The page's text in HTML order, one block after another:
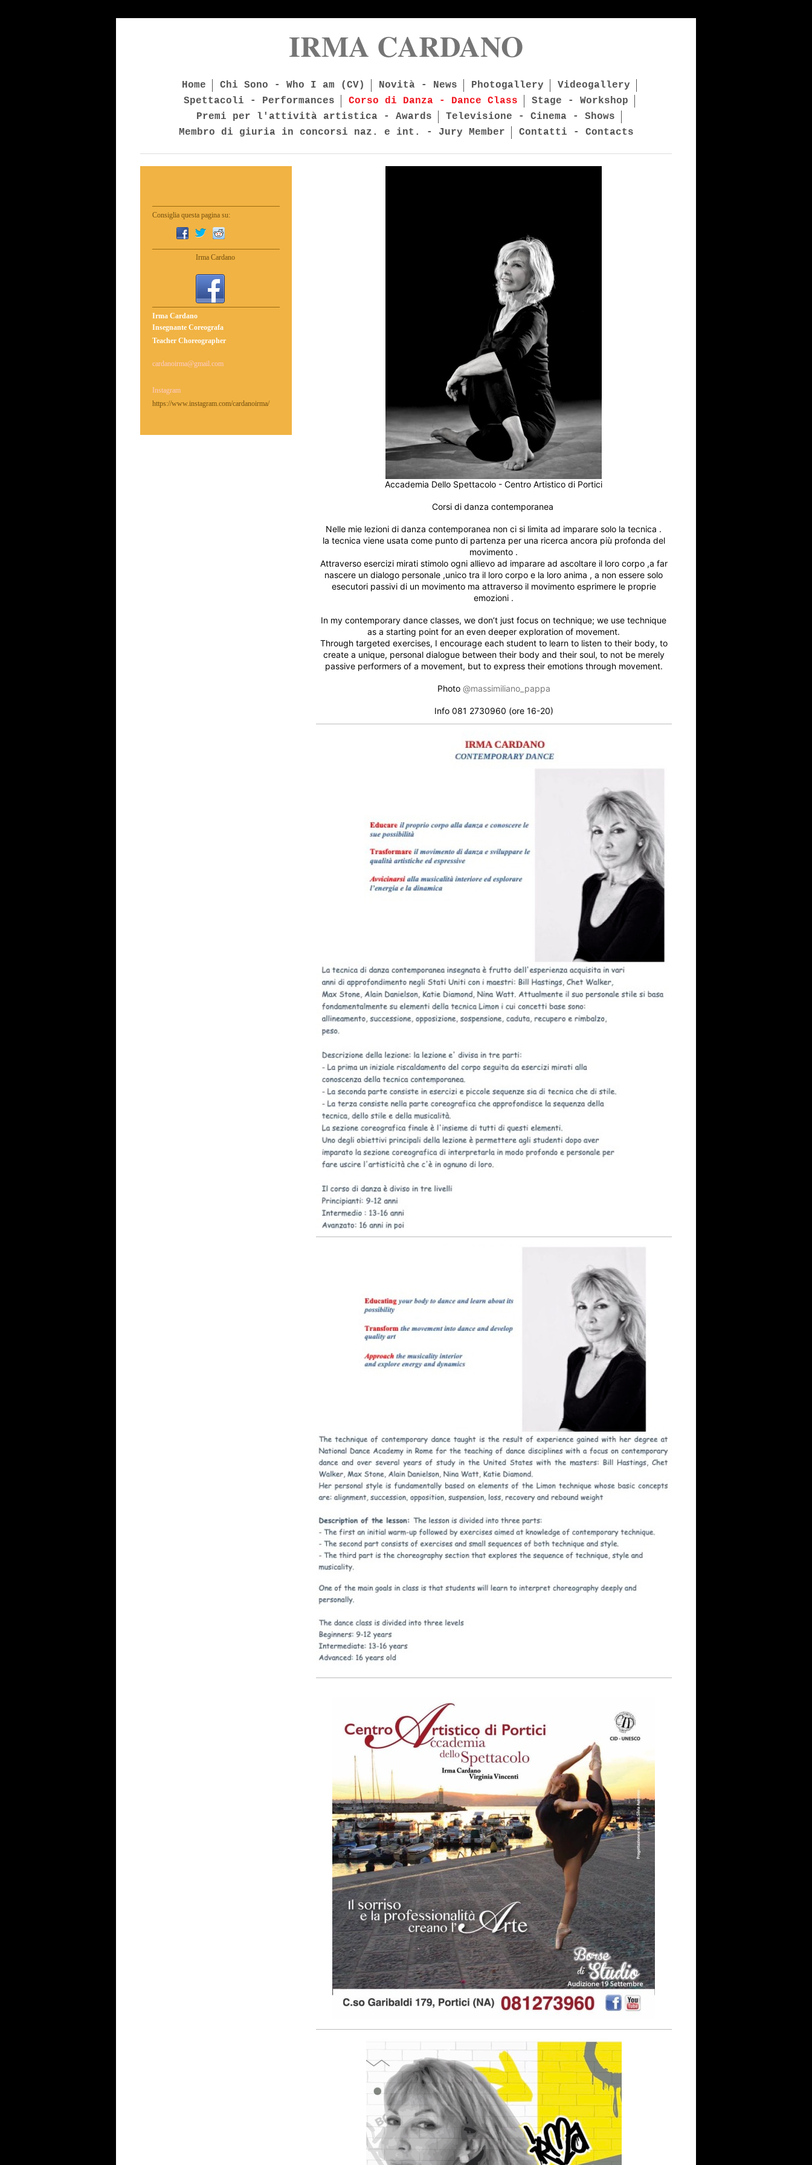
IRMA CARDANO
Home Chi Sono - Who I am (CV) Novità - News Photogallery
Videogallery
Spettacoli - Performances
Corso di Danza - Dance Class
Stage - Workshop
Premi per l'attività artistica - Awards
Televisione - Cinema - Shows
Membro di giuria in concorsi naz. e int. - Jury Member
Contatti - Contacts
Accademia Dello Spettacolo - Centro Artistico di Portici
Corsi di danza contemporanea
Nelle mie lezioni di danza contemporanea non ci si limita ad imparare solo la tecnica .
la tecnica viene usata come punto di partenza per una ricerca ancora più profonda del
movimento .
Attraverso esercizi mirati stimolo ogni allievo ad imparare ad ascoltare il loro corpo ,a far
nascere un dialogo personale ,unico tra il loro corpo e la loro anima , a non essere solo
esecutori passivi di un movimento ma attraverso il movimento esprimere le proprie
emozioni .
In my contemporary dance classes, we don’t just focus on technique; we use technique
as a starting point for an even deeper exploration of movement.
Through targeted exercises, I encourage each student to learn to listen to their body, to
create a unique, personal dialogue between their body and their soul, to not be merely
passive performers of a movement, but to express their emotions through movement.
Photo @massimiliano_pappa
Info 081 2730960 (ore 16-20)
Consiglia questa pagina su:
Irma Cardano
Irma Cardano
Insegnante Coreografa
Teacher Choreographer
cardanoirma@gmail.com
Instagram
https://www.instagram.com/cardanoirma/